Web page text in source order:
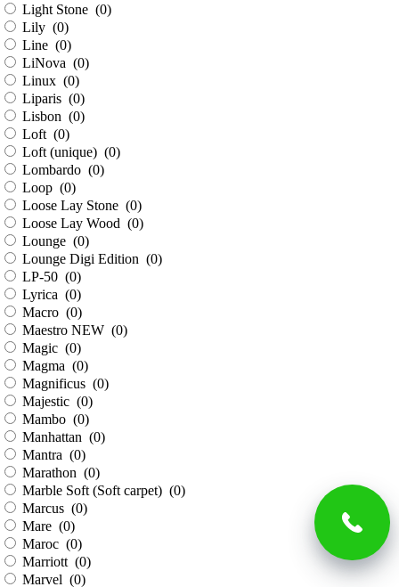
Light Stone (0)
Lily (0)
Line (0)
LiNova (0)
Linux (0)
Liparis (0)
Lisbon (0)
Loft (0)
Loft (unique) (0)
Lombardo (0)
Loop (0)
Loose Lay Stone (0)
Loose Lay Wood (0)
Lounge (0)
Lounge Digi Edition (0)
LP-50 (0)
Lyrica (0)
Macro (0)
Maestro NEW (0)
Magic (0)
Magma (0)
Magnificus (0)
Majestic (0)
Mambo (0)
Manhattan (0)
Mantra (0)
Marathon (0)
Marble Soft (Soft carpet) (0)
Marcus (0)
Mare (0)
Maroc (0)
Marriott (0)
Marvel (0)